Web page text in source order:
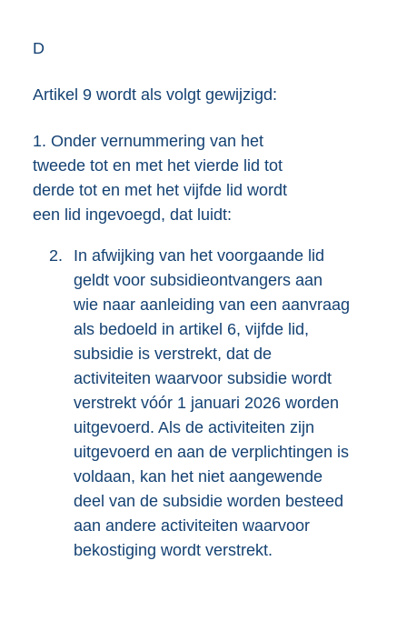
D
Artikel 9 wordt als volgt gewijzigd:
1. Onder vernummering van het
tweede tot en met het vierde lid tot
derde tot en met het vijfde lid wordt
een lid ingevoegd, dat luidt:
2.
In afwijking van het voorgaande lid
geldt voor subsidieontvangers aan
wie naar aanleiding van een aanvraag
als bedoeld in artikel 6, vijfde lid,
subsidie is verstrekt, dat de
activiteiten waarvoor subsidie wordt
verstrekt vóór 1 januari 2026 worden
uitgevoerd. Als de activiteiten zijn
uitgevoerd en aan de verplichtingen is
voldaan, kan het niet aangewende
deel van de subsidie worden besteed
aan andere activiteiten waarvoor
bekostiging wordt verstrekt.